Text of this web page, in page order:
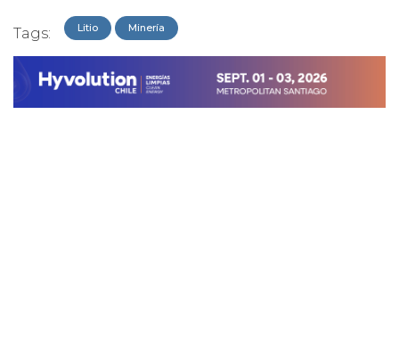
Tags: Litio Minería